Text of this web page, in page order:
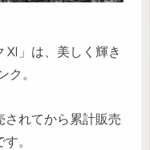
Ⅺ」は、美しく輝き
ク。
されてから累計販売
。